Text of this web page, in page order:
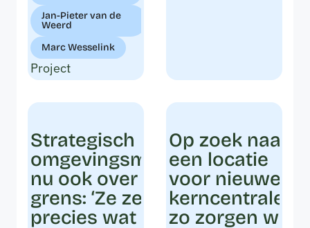
Jan-Pieter van de
Weerd
Marc Wesselink
Project
Strategisch
omgevingsmanagement
nu ook over de Duitse
grens: ‘Ze zeiden: dit is
precies wat we nodig
Op zoek naar
een locatie
voor nieuwe
kerncentrales:
zo zorgen we